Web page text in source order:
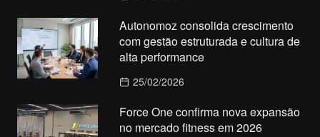
Autonomoz consolida crescimento
com gestão estruturada e cultura de
alta performance
25/02/2026
Force One confirma nova expansão
no mercado fitness em 2026